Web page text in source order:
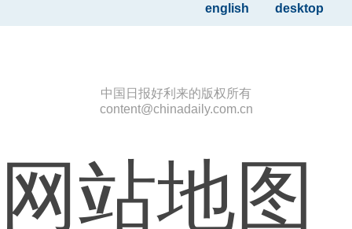
desktop
english
中国日报好利来的版权所有
content@chinadaily.com.cn
网站地图